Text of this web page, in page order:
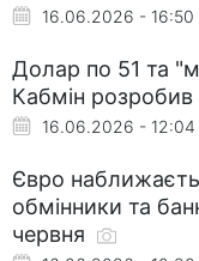
16.06.2026 - 16:50
Долар по 51 та
Кабмін розробив
16.06.2026 - 12:04
Євро
обмінники та
червня